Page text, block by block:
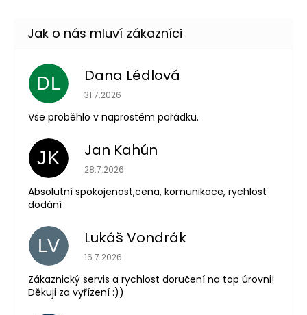
DL Dana Lédlová
Hodnocení obchodu je 5 z 5 hvězdiček.
31.7.2026
Vše proběhlo v naprostém pořádku.
JK Jan Kahún
Hodnocení obchodu je 5 z 5 hvězdiček.
28.7.2026
Absolutní spokojenost,cena, komunikace, rychlost
dodání
LV Lukáš Vondrák
Hodnocení obchodu je 5 z 5 hvězdiček.
16.7.2026
Zákaznický servis a rychlost doručení na top úrovni!
Děkuji za vyřízení :))